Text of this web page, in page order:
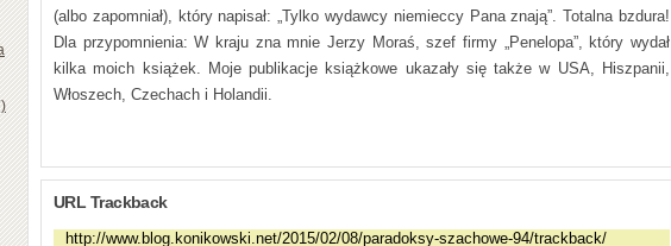
(albo zapomniał), który napisał: „Tylko wydawcy niemieccy Pana znają”. Totalna bzdura!
Dla przypomnienia: W kraju zna mnie Jerzy Moraś, szef firmy „Penelopa”, który wydał
kilka moich książek. Moje publikacje książkowe ukazały się także w USA, Hiszpanii,
Włoszech, Czechach i Holandii.
URL Trackback